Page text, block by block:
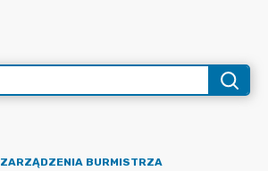
ZARZĄDZENIA BURMISTRZA